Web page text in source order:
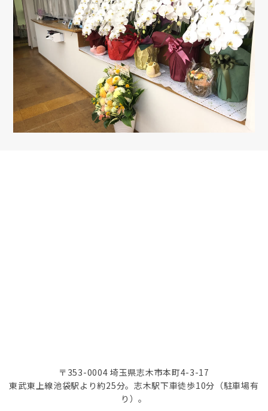
〒353-0004 埼玉県志木市本町4-3-17
東武東上線池袋駅より約25分。志木駅下車徒歩10分（駐車場有
り）。